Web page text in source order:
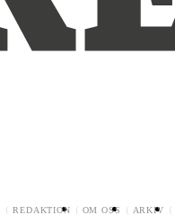
REDAKTION OM OSS ARKIV